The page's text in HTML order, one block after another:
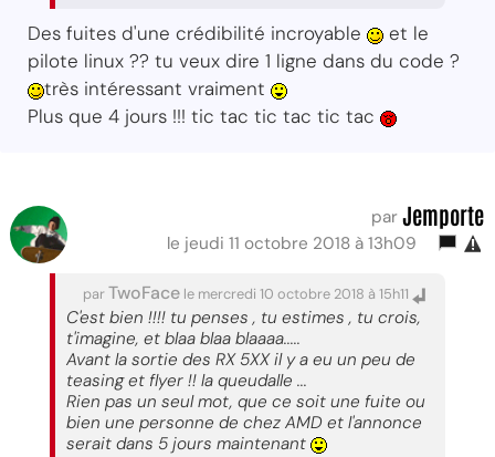
Des fuites d'une crédibilité incroyable
et le
pilote linux ?? tu veux dire 1 ligne dans du code ?
très intéressant vraiment
Plus que 4 jours !!! tic tac tic tac tic tac
par Jemporte
le jeudi 11 octobre 2018 à 13h09
parTwoFace le mercredi 10 octobre 2018 à 15h11
C'est bien !!!! tu penses , tu estimes , tu crois,
t'imagine, et blaa blaa blaaaa.....
Avant la sortie des RX 5XX il y a eu un peu de
teasing et flyer !! la queudalle ...
Rien pas un seul mot, que ce soit une fuite ou
bien une personne de chez AMD et l'annonce
serait dans 5 jours maintenant